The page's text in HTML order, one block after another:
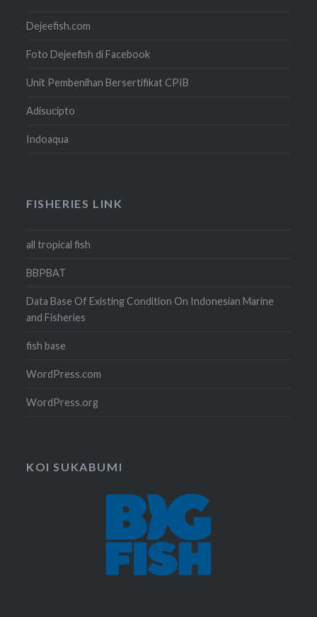
Dejeefish.com
Foto Dejeefish di Facebook
Unit Pembenihan Bersertifikat CPIB
Adisucipto
Indoaqua
FISHERIES LINK
all tropical fish
BBPBAT
Data Base Of Existing Condition On Indonesian Marine
and Fisheries
fish base
WordPress.com
WordPress.org
KOI SUKABUMI